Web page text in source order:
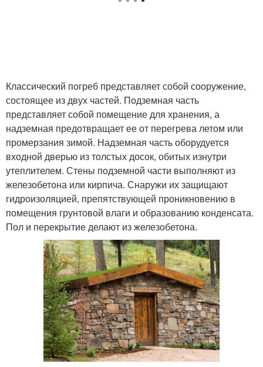
Классический погреб представляет собой сооружение,
состоящее из двух частей. Подземная часть
представляет собой помещение для хранения, а
надземная предотвращает ее от перегрева летом или
промерзания зимой. Надземная часть оборудуется
входной дверью из толстых досок, обитых изнутри
утеплителем. Стены подземной части выполняют из
железобетона или кирпича. Снаружи их защищают
гидроизоляцией, препятствующей проникновению в
помещения грунтовой влаги и образованию конденсата.
Пол и перекрытие делают из железобетона.